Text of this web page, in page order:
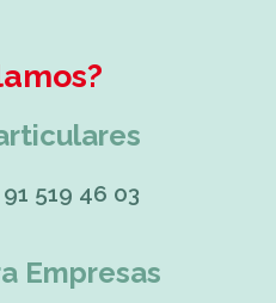
91 519 46 03
Empresas